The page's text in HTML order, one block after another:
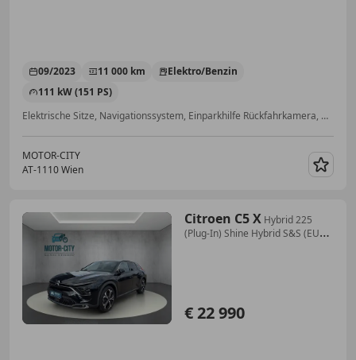
09/2023 11 000 km
Elektro/Benzin
111 kW (151 PS)
Elektrische Sitze, Navigationssystem, Einparkhilfe Rückfahrkamera, ABS, Armlehne, Regensensor, Klimaautomatik, Lordosenstütze
MOTOR-CITY
AT-1110 Wien
Citroen C5 X Hybrid 225
(Plug-In) Shine Hybrid S&S (EURO
€ 22 990